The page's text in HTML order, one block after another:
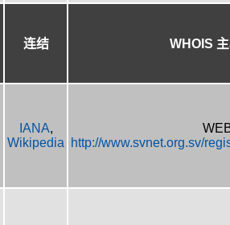
连结 WHOIS
IANA,
Wikipedia
http://www.svnet.org.sv/